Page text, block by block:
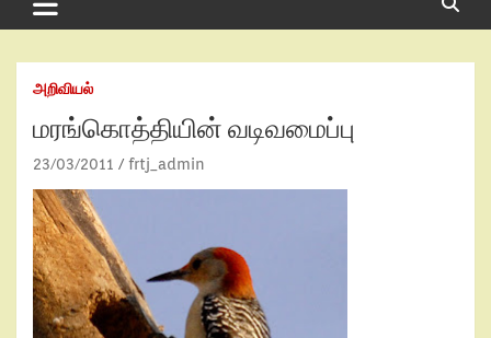
அறிவியல்
மரங்கொத்தியின் வடிவமைப்பு
23/03/2011 frtj_admin